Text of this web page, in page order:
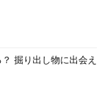
掘り出し物に出会え